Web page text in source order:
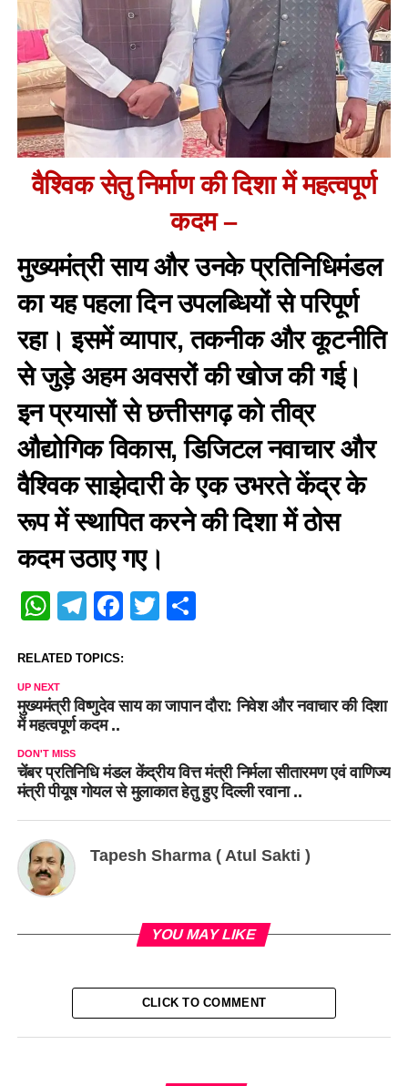
वैश्विक सेतु निर्माण की दिशा में महत्वपूर्ण
कदम –
मुख्यमंत्री साय और उनके प्रतिनिधिमंडल
का यह पहला दिन उपलब्धियों से परिपूर्ण
रहा। इसमें व्यापार, तकनीक और कूटनीति
से जुड़े अहम अवसरों की खोज की गई।
इन प्रयासों से छत्तीसगढ़ को तीव्र
औद्योगिक विकास, डिजिटल नवाचार और
वैश्विक साझेदारी के एक उभरते केंद्र के
रूप में स्थापित करने की दिशा में ठोस
कदम उठाए गए।
WhatsApp
Telegram
Facebook
Twitter
Share
RELATED TOPICS:
UP NEXT
मुख्यमंत्री विष्णुदेव साय का जापान दौरा: निवेश और नवाचार की दिशा
में महत्वपूर्ण कदम ..
DON'T MISS
चेंबर प्रतिनिधि मंडल केंद्रीय वित्त मंत्री निर्मला सीतारमण एवं वाणिज्य
मंत्री पीयूष गोयल से मुलाकात हेतु हुए दिल्ली रवाना ..
Tapesh Sharma ( Atul Sakti )
YOU MAY LIKE
CLICK TO COMMENT